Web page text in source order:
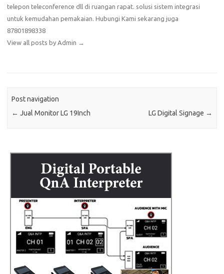
telepon teleconference dll di ruangan rapat. solusi sistem integrasi
untuk kemudahan pemakaian. Hubungi Kami sekarang juga
87801898338
View all posts by Admin →
Post navigation
← Jual Monitor LG 19Inch LG Digital Signage →